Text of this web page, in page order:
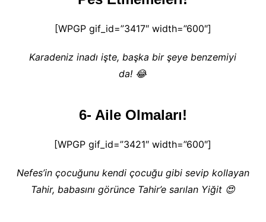
[WPGP gif_id=”3417″ width=”600″]
Karadeniz inadı işte, başka bir şeye benzemiyi
da! 😂
6- Aile Olmaları!
[WPGP gif_id=”3421″ width=”600″]
Nefes’in çocuğunu kendi çocuğu gibi sevip kollayan
Tahir, babasını görünce Tahir’e sarılan Yiğit 😍